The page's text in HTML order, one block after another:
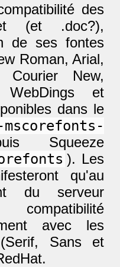
des
(et .doc?),
de ses fontes
Roman, Arial,
New,
WebDings et
dans le
Squeeze
). Les
qu'au
du serveur
compatibilité
avec les
Sans et